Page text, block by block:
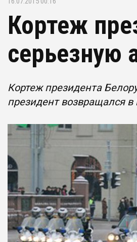
Кортеж
серьезную
Кортеж президента
президент возвращался